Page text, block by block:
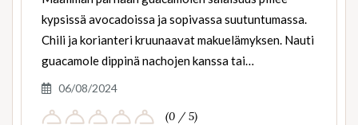
kypsissä avocadoissa ja sopivassa suutuntumassa.
Chili ja korianteri kruunaavat makuelämyksen. Nauti
guacamole dippinä nachojen kanssa tai…
06/08/2024
(0 / 5)